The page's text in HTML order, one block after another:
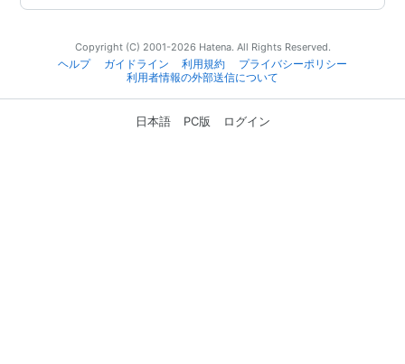
Copyright (C) 2001-2026 Hatena. All Rights Reserved.
ヘルプ
ガイドライン 利用規約
プライバシーポリシー
利用者情報の外部送信について
日本語 PC版 ログイン